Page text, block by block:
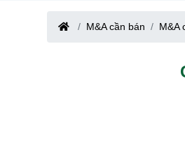
M&A cần bán M&A